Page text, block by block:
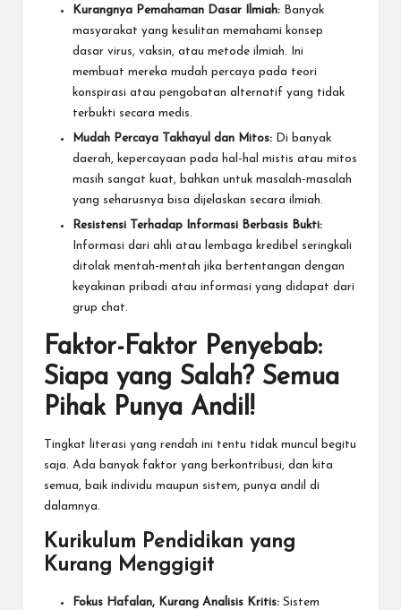
Kurangnya Pemahaman Dasar Ilmiah: Banyak
masyarakat yang kesulitan memahami konsep
dasar virus, vaksin, atau metode ilmiah. Ini
membuat mereka mudah percaya pada teori
konspirasi atau pengobatan alternatif yang tidak
terbukti secara medis.
Mudah Percaya Takhayul dan Mitos: Di banyak
daerah, kepercayaan pada hal-hal mistis atau mitos
masih sangat kuat, bahkan untuk masalah-masalah
yang seharusnya bisa dijelaskan secara ilmiah.
Resistensi Terhadap Informasi Berbasis Bukti:
Informasi dari ahli atau lembaga kredibel seringkali
ditolak mentah-mentah jika bertentangan dengan
keyakinan pribadi atau informasi yang didapat dari
grup chat.
Faktor-Faktor Penyebab:
Siapa yang Salah? Semua
Pihak Punya Andil!
Tingkat literasi yang rendah ini tentu tidak muncul begitu
saja. Ada banyak faktor yang berkontribusi, dan kita
semua, baik individu maupun sistem, punya andil di
dalamnya.
Kurikulum Pendidikan yang
Kurang Menggigit
Fokus Hafalan, Kurang Analisis Kritis: Sistem